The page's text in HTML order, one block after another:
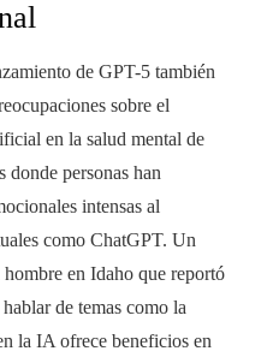
de GPT-5 también
sobre el
en la salud mental de
donde personas han
intensas al
como ChatGPT. Un
en Idaho que reportó
de temas como la
la IA ofrece beneficios en